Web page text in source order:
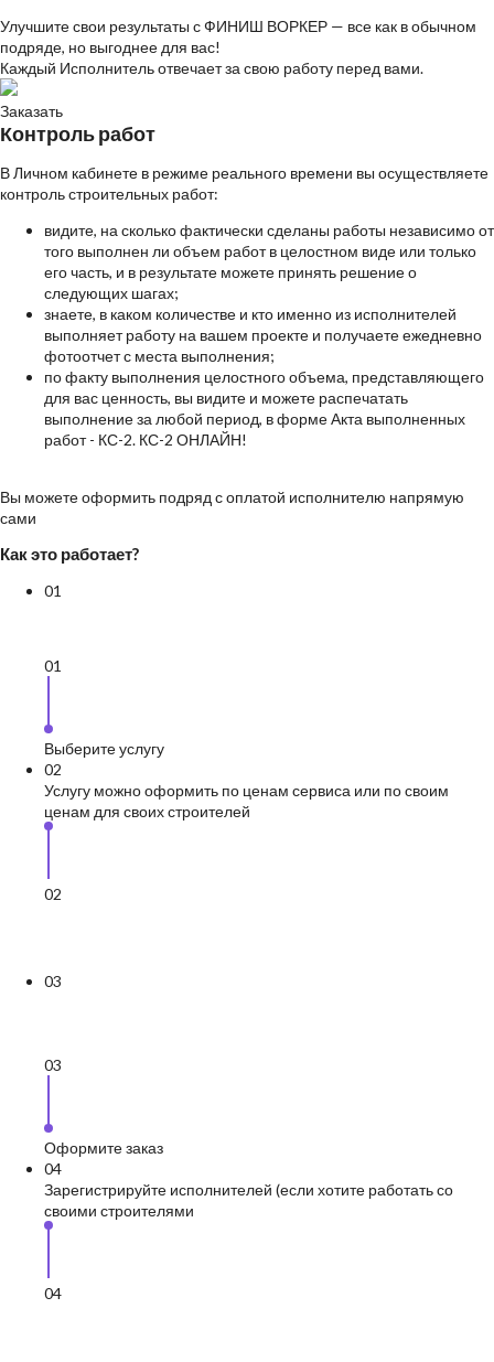
Улучшите свои результаты с ФИНИШ ВОРКЕР — все как в обычном
подряде, но выгоднее для вас!
Каждый Исполнитель отвечает за свою работу перед вами.
Заказать
Контроль работ
В Личном кабинете в режиме реального времени вы осуществляете
контроль строительных работ:
видите, на сколько фактически сделаны работы независимо от
того выполнен ли объем работ в целостном виде или только
его часть, и в результате можете принять решение о
следующих шагах;
знаете, в каком количестве и кто именно из исполнителей
выполняет работу на вашем проекте и получаете ежедневно
фотоотчет с места выполнения;
по факту выполнения целостного объема, представляющего
для вас ценность, вы видите и можете распечатать
выполнение за любой период, в форме Акта выполненных
работ - КС-2. КС-2 ОНЛАЙН!
Вы можете оформить подряд с оплатой исполнителю напрямую
сами
Как это работает?
01
01
Выберите услугу
02
Услугу можно оформить по ценам сервиса или по своим
ценам для своих строителей
02
03
03
Оформите заказ
04
Зарегистрируйте исполнителей (если хотите работать со
своими строителями
04